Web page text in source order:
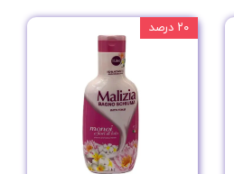
۲۰ درصد